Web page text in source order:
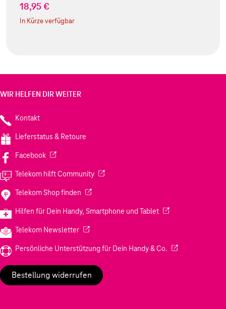
18,95 €
In Kürze verfügbar
WIR HELFEN DIR WEITER
Kontakt
Lieferstatus & Retoure
Facebook(Wird in einem neuen Tab geöffnet)
Telekom hilft Community(Wird in einem neuen Tab geöffnet)
Telekom Shop finden (Wird in einem neuen Tab geöffnet)
Hilfen für Dein Handy, Smartphone und Tablet(Wird in einem
Telekom Newsletter(Wird in einem neuen Tab geöffnet)
Persönliche Unterstützung für Dein Handy & Co. (Wird in einem
Bestellung widerrufen